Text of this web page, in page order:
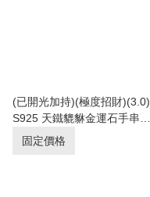
(已開光加持)(極度招財)(3.0)
S925 天鐵貔貅金運石手串
9.5+mm (No.PUT482)
固定價格